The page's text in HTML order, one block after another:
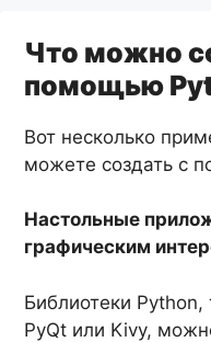
Что можно
помощью
Вот несколько
можете создать с
Настольные
графическим
Библиотеки Python,
PyQt или Kivy,